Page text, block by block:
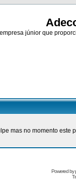
júnior que
mas no momento este
Powered by